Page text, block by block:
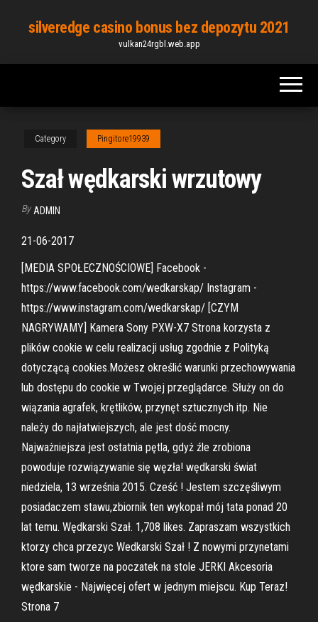
content
silveredge casino bonus bez depozytu 2021
vulkan24rgbl.web.app
Category Pingitore19939
Szał wędkarski wrzutowy
By ADMIN
21-06-2017
[MEDIA SPOŁECZNOŚCIOWE] Facebook -
https://www.facebook.com/wedkarskap/ Instagram -
https://www.instagram.com/wedkarskap/ [CZYM
NAGRYWAMY] Kamera Sony PXW-X7 Strona korzysta z
plików cookie w celu realizacji usług zgodnie z Polityką
dotyczącą cookies.Możesz określić warunki przechowywania
lub dostępu do cookie w Twojej przeglądarce. Służy on do
wiązania agrafek, krętlików, przynęt sztucznych itp. Nie
należy do najłatwiejszych, ale jest dość mocny.
Najważniejsza jest ostatnia pętla, gdyż źle zrobiona
powoduje rozwiązywanie się węzła! wędkarski świat
niedziela, 13 września 2015. Cześć ! Jestem szczęśliwym
posiadaczem stawu,zbiornik ten wykopał mój tata ponad 20
lat temu. Wędkarski Szał. 1,708 likes. Zapraszam wszystkich
ktorzy chca przezyc Wedkarski Szał ! Z nowymi przynetami
ktore sam tworze na poczatek na stole JERKI Akcesoria
wędkarskie - Najwięcej ofert w jednym miejscu. Kup Teraz!
Strona 7